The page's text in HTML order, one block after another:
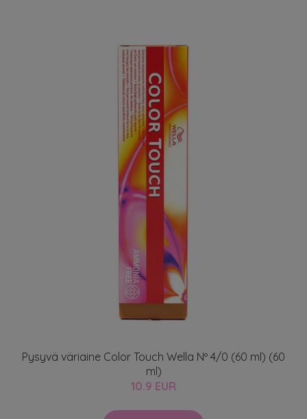
Pysyvä väriaine Color Touch Wella Nº 4/0 (60 ml) (60
ml)
10.9 EUR